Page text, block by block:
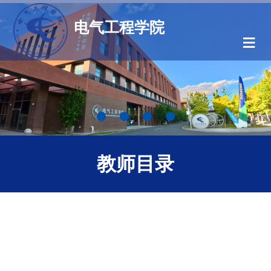
电气工程学院
≡
教师目录